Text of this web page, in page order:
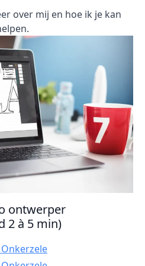
over mij en hoe ik je kan
ontwerper
2 à 5 min)